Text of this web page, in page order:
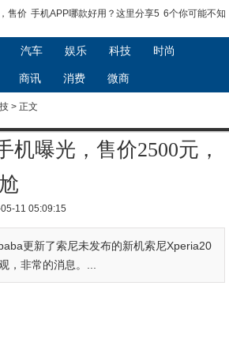
售价 手机APP哪款好用？这里分享5 6个你可能不知
汽车 娱乐 科技 时尚
商讯 消费 微商
> 正文
机曝光，售价2500元，
11 05:09:15
更新了索尼未发布的新机索尼Xperia20
，非常的消息。...